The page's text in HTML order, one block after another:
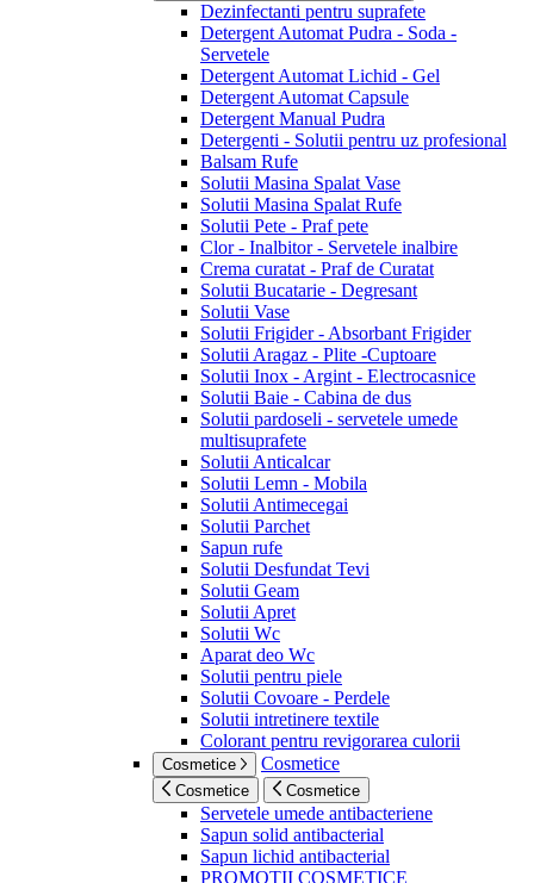
Dezinfectanti pentru suprafete
Detergent Automat Pudra - Soda -
Servetele
Detergent Automat Lichid - Gel
Detergent Automat Capsule
Detergent Manual Pudra
Detergenti - Solutii pentru uz profesional
Balsam Rufe
Solutii Masina Spalat Vase
Solutii Masina Spalat Rufe
Solutii Pete - Praf pete
Clor - Inalbitor - Servetele inalbire
Crema curatat - Praf de Curatat
Solutii Bucatarie - Degresant
Solutii Vase
Solutii Frigider - Absorbant Frigider
Solutii Aragaz - Plite -Cuptoare
Solutii Inox - Argint - Electrocasnice
Solutii Baie - Cabina de dus
Solutii pardoseli - servetele umede
multisuprafete
Solutii Anticalcar
Solutii Lemn - Mobila
Solutii Antimecegai
Solutii Parchet
Sapun rufe
Solutii Desfundat Tevi
Solutii Geam
Solutii Apret
Solutii Wc
Aparat deo Wc
Solutii pentru piele
Solutii Covoare - Perdele
Solutii intretinere textile
Colorant pentru revigorarea culorii
Cosmetice Cosmetice
Cosmetice Cosmetice
Servetele umede antibacteriene
Sapun solid antibacterial
Sapun lichid antibacterial
PROMOTII COSMETICE